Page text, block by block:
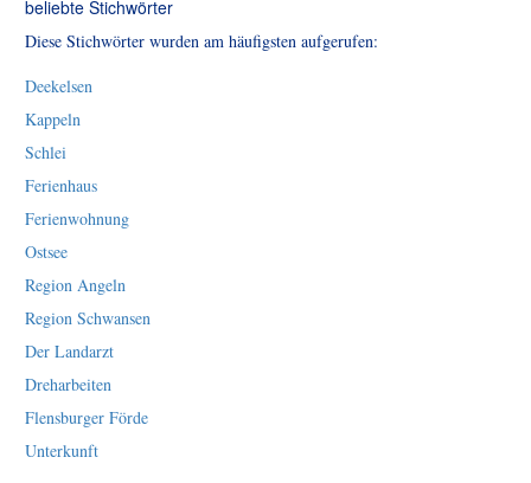
beliebte Stichwörter
Diese Stichwörter wurden am häufigsten aufgerufen:
Deekelsen
Kappeln
Schlei
Ferienhaus
Ferienwohnung
Ostsee
Region Angeln
Region Schwansen
Der Landarzt
Dreharbeiten
Flensburger Förde
Unterkunft